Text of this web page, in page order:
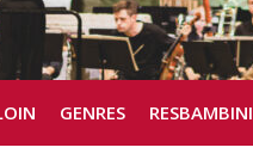
GENRES RESBAMBINI